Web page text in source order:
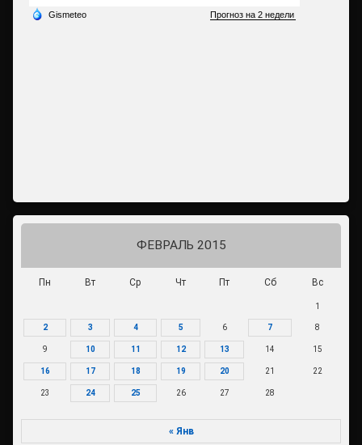
ФЕВРАЛЬ 2015
Пн Вт Ср Чт Пт Сб Вс
1
2 3 4 5 6 7 8
9 10 11 12 13 14 15
16 17 18 19 20 21 22
23 24 25 26 27 28
« Янв